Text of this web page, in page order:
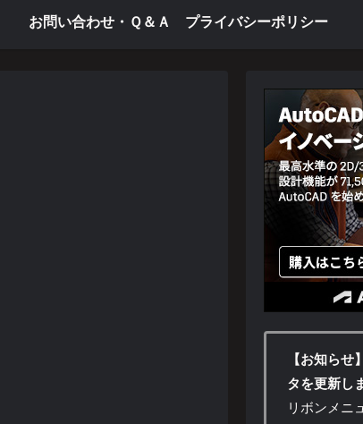
お問い合わせ・Ｑ＆Ａ プライバシーポリシー
【お知ら
タを更新し
リボンメニ